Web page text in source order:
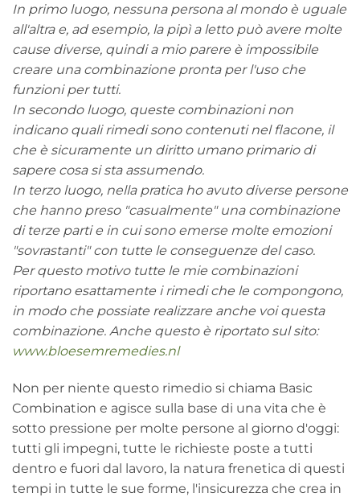
In primo luogo, nessuna persona al mondo è uguale
all'altra e, ad esempio, la pipì a letto può avere molte
cause diverse, quindi a mio parere è impossibile
creare una combinazione pronta per l'uso che
funzioni per tutti.
In secondo luogo, queste combinazioni non
indicano quali rimedi sono contenuti nel flacone, il
che è sicuramente un diritto umano primario di
sapere cosa si sta assumendo.
In terzo luogo, nella pratica ho avuto diverse persone
che hanno preso "casualmente" una combinazione
di terze parti e in cui sono emerse molte emozioni
"sovrastanti" con tutte le conseguenze del caso.
Per questo motivo tutte le mie combinazioni
riportano esattamente i rimedi che le compongono,
in modo che possiate realizzare anche voi questa
combinazione. Anche questo è riportato sul sito:
www.bloesemremedies.nl
Non per niente questo rimedio si chiama Basic
Combination e agisce sulla base di una vita che è
sotto pressione per molte persone al giorno d'oggi:
tutti gli impegni, tutte le richieste poste a tutti
dentro e fuori dal lavoro, la natura frenetica di questi
tempi in tutte le sue forme, l'insicurezza che crea in